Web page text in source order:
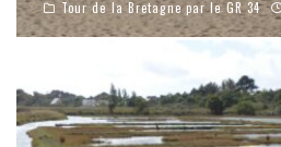
Tour de la Bretagne par le GR 34